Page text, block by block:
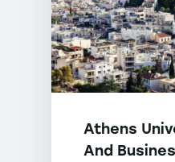
Athens
And